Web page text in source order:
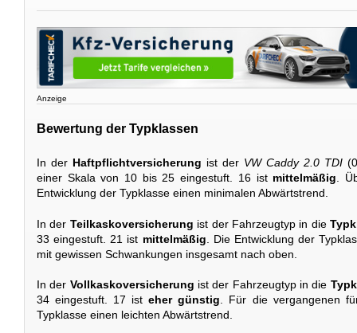
Anzeige
Bewertung der Typklassen
In der Haftpflichtversicherung ist der VW Caddy 2.0 TDI
einer Skala von 10 bis 25 eingestuft. 16 ist mittelmäßig .
Entwicklung der Typklasse einen minimalen Abwärtstrend.
In der Teilkaskoversicherung ist der Fahrzeugtyp in die
33 eingestuft. 21 ist mittelmäßig . Die Entwicklung der
mit gewissen Schwankungen insgesamt nach oben.
In der Vollkaskoversicherung ist der Fahrzeugtyp in die
34 eingestuft. 17 isteher günstig. Für die vergangenen
Typklasse einen leichten Abwärtstrend.